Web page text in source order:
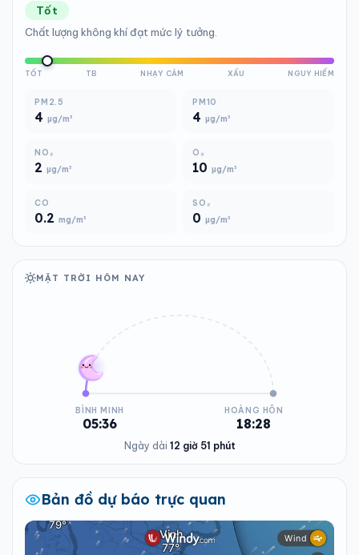
Tốt
Chất lượng không khí đạt mức lý tưởng.
TỐT TB NHẠY CẢM XẤU NGUY HIỂM
PM2.5
4 µg/m³
PM10
4 µg/m³
NO₂
2 µg/m³
O₃
10 µg/m³
CO
0.2 mg/m³
SO₂
0 µg/m³
MẶT TRỜI HÔM NAY
BÌNH MINH
05:36
HOÀNG HÔN
18:28
Ngày dài 12 giờ 51 phút
Bản đồ dự báo trực quan